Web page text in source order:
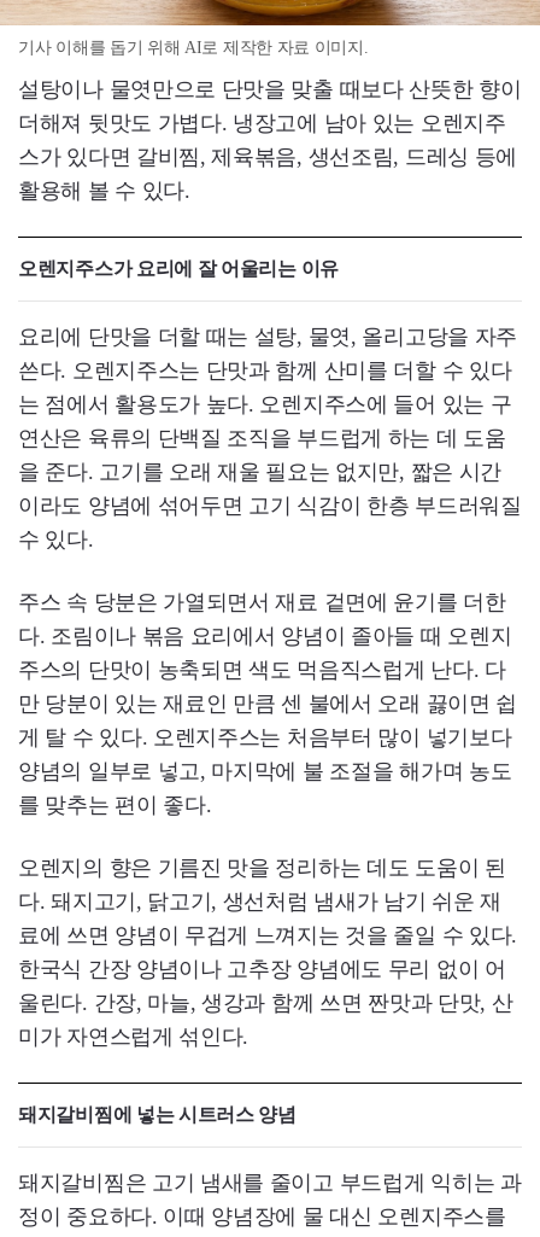
기사 이해를 돕기 위해 AI로 제작한 자료 이미지.
설탕이나 물엿만으로 단맛을 맞출 때보다 산뜻한 향이
더해져 뒷맛도 가볍다. 냉장고에 남아 있는 오렌지주
스가 있다면 갈비찜, 제육볶음, 생선조림, 드레싱 등에
활용해 볼 수 있다.
오렌지주스가 요리에 잘 어울리는 이유
요리에 단맛을 더할 때는 설탕, 물엿, 올리고당을 자주
쓴다. 오렌지주스는 단맛과 함께 산미를 더할 수 있다
는 점에서 활용도가 높다. 오렌지주스에 들어 있는 구
연산은 육류의 단백질 조직을 부드럽게 하는 데 도움
을 준다. 고기를 오래 재울 필요는 없지만, 짧은 시간
이라도 양념에 섞어두면 고기 식감이 한층 부드러워질
수 있다.
주스 속 당분은 가열되면서 재료 겉면에 윤기를 더한
다. 조림이나 볶음 요리에서 양념이 졸아들 때 오렌지
주스의 단맛이 농축되면 색도 먹음직스럽게 난다. 다
만 당분이 있는 재료인 만큼 센 불에서 오래 끓이면 쉽
게 탈 수 있다. 오렌지주스는 처음부터 많이 넣기보다
양념의 일부로 넣고, 마지막에 불 조절을 해가며 농도
를 맞추는 편이 좋다.
오렌지의 향은 기름진 맛을 정리하는 데도 도움이 된
다. 돼지고기, 닭고기, 생선처럼 냄새가 남기 쉬운 재
료에 쓰면 양념이 무겁게 느껴지는 것을 줄일 수 있다.
한국식 간장 양념이나 고추장 양념에도 무리 없이 어
울린다. 간장, 마늘, 생강과 함께 쓰면 짠맛과 단맛, 산
미가 자연스럽게 섞인다.
돼지갈비찜에 넣는 시트러스 양념
돼지갈비찜은 고기 냄새를 줄이고 부드럽게 익히는 과
정이 중요하다. 이때 양념장에 물 대신 오렌지주스를